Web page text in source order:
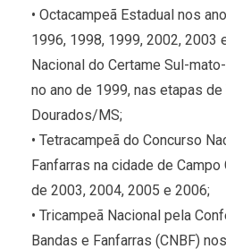
• Octacampeã Estadual nos
1996, 1998, 1999, 2002, 2003
Nacional do Certame Sul-
no ano de 1999, nas etapas
Dourados/MS;
• Tetracampeã do Concurso
Fanfarras na cidade de
de 2003, 2004, 2005 e 2006;
• Tricampeã Nacional pela
Bandas e Fanfarras (CNBF)